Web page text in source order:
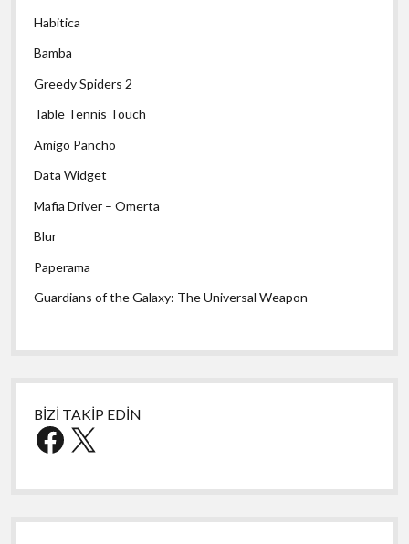
Habitica
Bamba
Greedy Spiders 2
Table Tennis Touch
Amigo Pancho
Data Widget
Mafia Driver – Omerta
Blur
Paperama
Guardians of the Galaxy: The Universal Weapon
BİZİ TAKİP EDİN
Facebook
X